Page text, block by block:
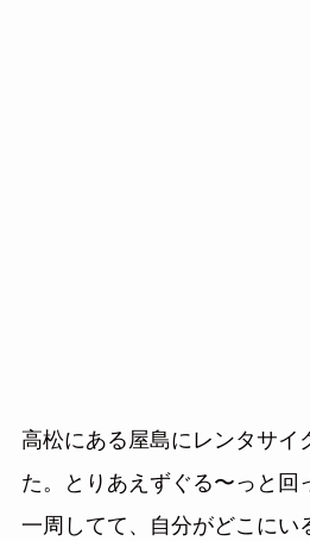
高松にある屋島にレンタサイ
た。とりあえずぐる〜っと回
一周してて、自分がどこにい